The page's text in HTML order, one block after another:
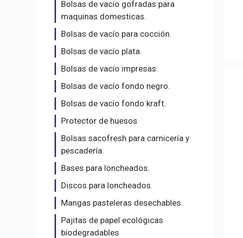
Bolsas de vacío gofradas para
maquinas domesticas.
Bolsas de vacío para cocción.
Bolsas de vacío plata.
Bolsas de vacío impresas.
Bolsas de vacío fondo negro.
Bolsas de vacío fondo kraft.
Protector de huesos
Bolsas sacofresh para carnicería y
pescadería.
Bases para loncheados.
Discos para loncheados.
Mangas pasteleras desechables.
Pajitas de papel ecológicas
biodegradables